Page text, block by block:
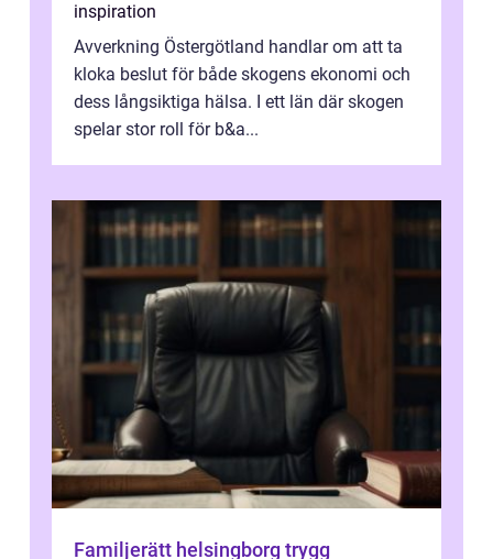
inspiration
Avverkning Östergötland handlar om att ta
kloka beslut för både skogens ekonomi och
dess långsiktiga hälsa. I ett län där skogen
spelar stor roll för b&a...
Familjerätt helsingborg trygg